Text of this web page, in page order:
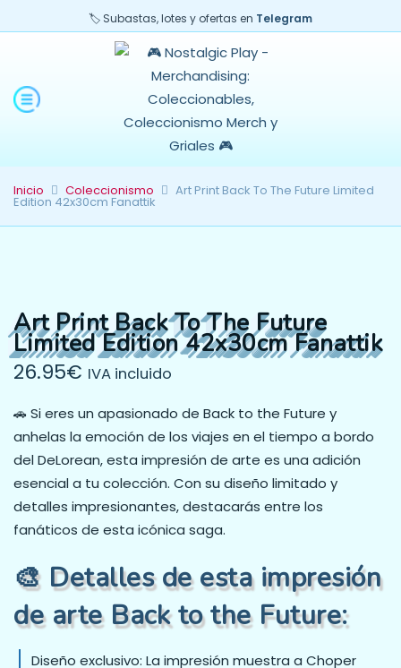
🏷️ Subastas, lotes y ofertas en Telegram
Inicio Coleccionismo Art Print Back To The Future Limited
Edition 42x30cm Fanattik
Art Print Back To The Future
Limited Edition 42x30cm Fanattik
26.95€ IVA incluido
🚗 Si eres un apasionado de Back to the Future y
anhelas la emoción de los viajes en el tiempo a bordo
del DeLorean, esta impresión de arte es una adición
esencial a tu colección. Con su diseño limitado y
detalles impresionantes, destacarás entre los
fanáticos de esta icónica saga.
🎨 Detalles de esta impresión
de arte Back to the Future:
Diseño exclusivo: La impresión muestra a Choper